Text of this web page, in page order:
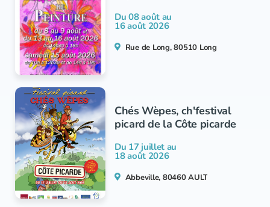
Du 08 août au
16 août 2026
Rue de Long, 80510 Long
Chés Wèpes, ch'festival
picard de la Côte picarde
Du 17 juillet au
18 août 2026
Abbeville, 80460 AULT